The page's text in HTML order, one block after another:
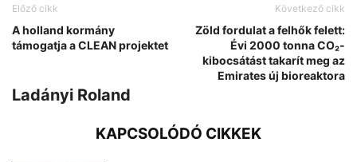
Előző cikk
A holland kormány
támogatja a CLEAN projektet
Következő cikk
Zöld fordulat a felhők felett:
Évi 2000 tonna CO₂-
kibocsátást takarít meg az
Emirates új bioreaktora
Ladányi Roland
KAPCSOLÓDÓ CIKKEK